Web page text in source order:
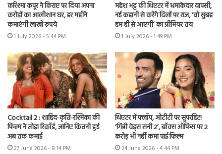
करिश्मा कपूर ने किराए पर दिया अपना
करोड़ों का आलीशान घर, हर महीने
कमाएंगी लाखों रुपये
1 July 2026 - 5:44 PM
महेश भट्ट की थिएटर में धमाकेदार वापसी,
नई कहानी से करेंगे दिलों पर राज, ‘वो सुबह
हम ही से आएगी’ का प्रीमियर तय
1 July 2026 - 1:49 PM
Cocktail 2 : शाहिद-कृति-रश्मिका की
फिल्म ने तोड़ा रिकॉर्ड, जानिए कितनी हुई
अब तक कमाई
27 June 2026 - 8:14 PM
थिएटर में फ्लॉप, ओटीटी पर सुपरहिट!
‘गिन्नी वेड्स सनी 2’, बॉक्स ऑफिस पर 2
करोड़ भी नहीं कमा पाई फिल्म
24 June 2026 - 4:44 PM